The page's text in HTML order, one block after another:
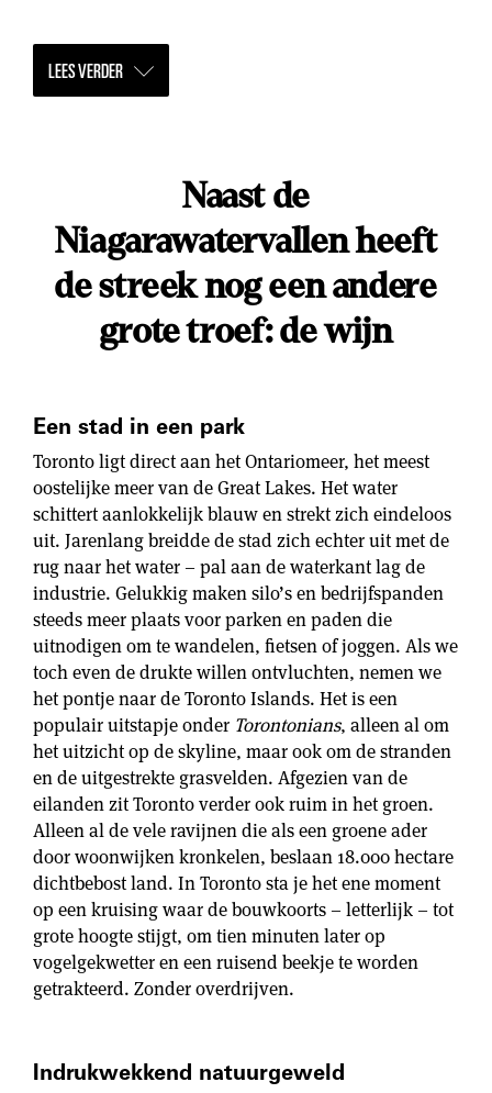
LEES VERDER
Naast de
Niagarawatervallen heeft
de streeknog een andere
grote troef: de wijn
Een stad in een park
Toronto ligt direct aan het Ontariomeer, het meest
oostelijke meer van de Great Lakes. Het water
schittert aanlokkelijk blauw en strekt zich eindeloos
uit. Jarenlang breidde de stad zich echter uit met de
rug naar het water – pal aan de waterkant lag de
industrie. Gelukkig maken silo’s en bedrijfspanden
steeds meer plaats voor parken en paden die
uitnodigen om te wandelen, fietsen of joggen. Als we
toch even de drukte willen ontvluchten, nemen we
het pontje naar de Toronto Islands. Het is een
populair uitstapje onder Torontonians, alleen al om
het uitzicht op de skyline, maar ook om de stranden
en de uitgestrekte grasvelden. Afgezien van de
eilanden zit Toronto verder ook ruim in het groen.
Alleen al de vele ravijnen die als een groene ader
door woonwijken kronkelen, beslaan 18.000 hectare
dichtbebost land. In Toronto sta je het ene moment
op een kruising waar de bouwkoorts – letterlijk – tot
grote hoogte stijgt, om tien minuten later op
vogelgekwetter en een ruisend beekje te worden
getrakteerd. Zonder overdrijven.
Indrukwekkend natuurgeweld